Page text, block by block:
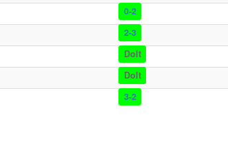
0-2
2-3
Dolt
Dolt
3-2